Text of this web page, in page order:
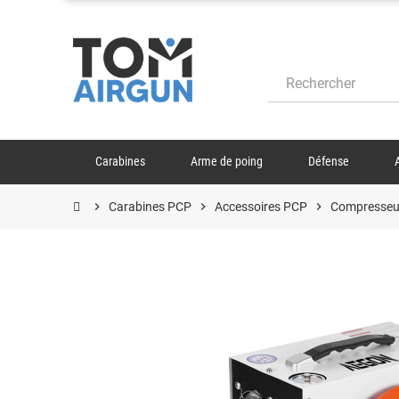
Carabines Arme de poing Défense
chevron_right Carabines PCP chevron_right Accessoires PCP chevron_right